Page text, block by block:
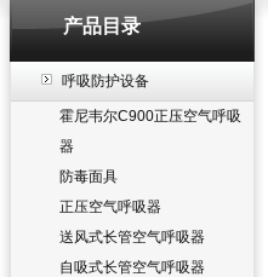
产品目录
呼吸防护设备
霍尼韦尔C900正压空气呼吸
器
防毒面具
正压空气呼吸器
送风式长管空气呼吸器
自吸式长管空气呼吸器